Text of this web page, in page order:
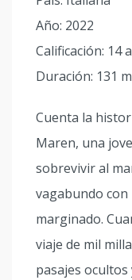
Año: 2022
Calificación: 14
Duración: 131
Cuenta la
Maren, una
sobrevivir al
vagabundo con
marginado.
viaje de mil
pasajes